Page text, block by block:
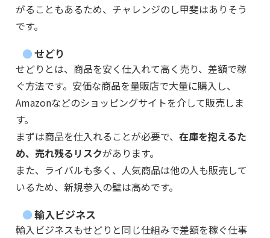
がることもあるため、チャレンジのし甲斐はありそう
です。
せどり
せどりとは、商品を安く仕入れて高く売り、差額で稼
ぐ方法です。安価な商品を量販店で大量に購入し、
Amazonなどのショッピングサイトを介して販売しま
す。
まずは商品を仕入れることが必要で、 在庫を抱えるた
め、売れ残るリスクがあります。
また、ライバルも多く、人気商品は他の人も販売して
いるため、新規参入の壁は高めです。
輸入ビジネス
輸入ビジネスもせどりと同じ仕組みで差額を稼ぐ仕事